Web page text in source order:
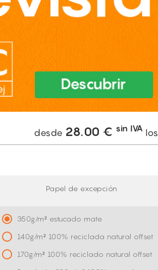
desde 28.00 € sin IVA los
Papel de excepción
350g/m² estucado mate
140g/m² 100% reciclada natural offset
170g/m² 100% reciclado natural offset